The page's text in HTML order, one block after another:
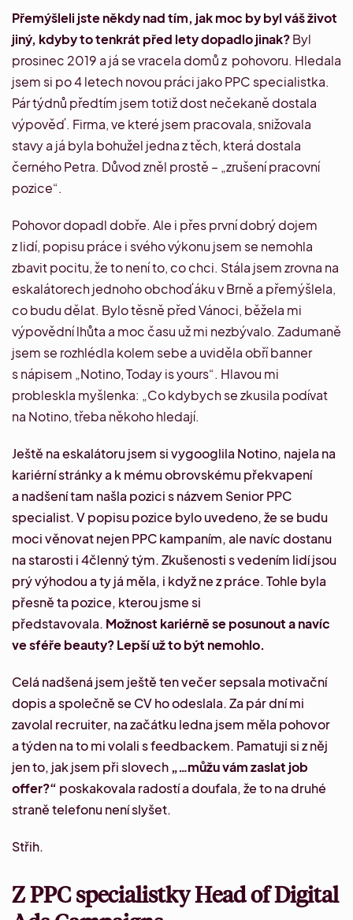
Přemýšleli jste někdy nad tím, jak moc by byl váš život
jiný, kdyby to tenkrát před lety dopadlo jinak?Byl
prosinec 2019 a já se vracela domů z pohovoru. Hledala
jsem si po 4 letech novou práci jako PPC specialistka.
Pár týdnů předtím jsem totiž dost nečekaně dostala
výpověď. Firma, ve které jsem pracovala, snižovala
stavy a já byla bohužel jedna z těch, která dostala
černého Petra. Důvod zněl prostě – „zrušení pracovní
pozice“.
Pohovor dopadl dobře. Ale i přes první dobrý dojem
z lidí, popisu práce i svého výkonu jsem se nemohla
zbavit pocitu, že to není to, co chci. Stála jsem zrovna na
eskalátorech jednoho obchoďáku v Brně a přemýšlela,
co budu dělat. Bylo těsně před Vánoci, běžela mi
výpovědní lhůta a moc času už mi nezbývalo. Zadumaně
jsem se rozhlédla kolem sebe a uviděla obří banner
s nápisem „Notino, Today is yours“. Hlavou mi
probleskla myšlenka: „Co kdybych se zkusila podívat
na Notino, třeba někoho hledají.
Ještě na eskalátoru jsem si vygooglila Notino, najela na
kariérní stránky a k mému obrovskému překvapení
a nadšení tam našla pozici s názvem Senior PPC
specialist. V popisu pozice bylo uvedeno, že se budu
moci věnovat nejen PPC kampaním, ale navíc dostanu
na starosti i 4členný tým. Zkušenosti s vedením lidí jsou
prý výhodou a ty já měla, i když ne z práce. Tohle byla
přesně ta pozice, kterou jsme si
představovala. Možnost kariérně se posunout a navíc
ve sféře beauty? Lepší už to být nemohlo.
Celá nadšená jsem ještě ten večer sepsala motivační
dopis a společně se CV ho odeslala. Za pár dní mi
zavolal recruiter, na začátku ledna jsem měla pohovor
a týden na to mi volali s feedbackem. Pamatuji si z něj
jen to, jak jsem při slovech „…můžu vám zaslat job
offer?“ poskakovala radostí a doufala, že to na druhé
straně telefonu není slyšet.
Střih.
Z PPC specialistky Head of Digital